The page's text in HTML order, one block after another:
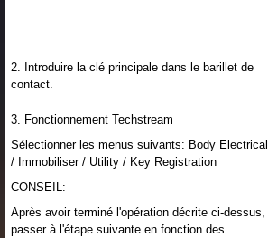
2. Introduire la clé principale dans le barillet de
contact.
3. Fonctionnement Techstream
Sélectionner les menus suivants: Body Electrical
/ Immobiliser / Utility / Key Registration
CONSEIL:
Après avoir terminé l'opération décrite ci-dessus,
passer à l'étape suivante en fonction des